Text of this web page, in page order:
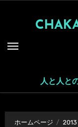
人と人と
ホームページ 2013